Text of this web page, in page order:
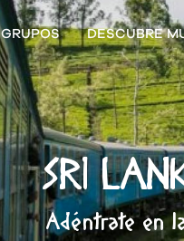
GRUPOS DESCUBRE
SRI
Adéntrate en